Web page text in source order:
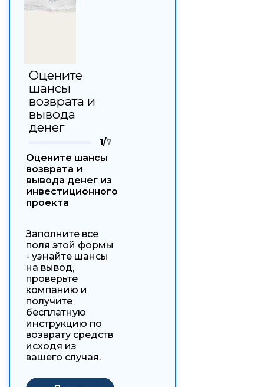
Оцените
шансы
возврата и
вывода
денег
1/7
Оцените шансы
возврата и
вывода денег из
инвестиционного
проекта
Заполните все
поля этой формы
- узнайте шансы
на вывод,
проверьте
компанию и
получите
бесплатную
инструкцию по
возврату средств
исходя из
вашего случая.